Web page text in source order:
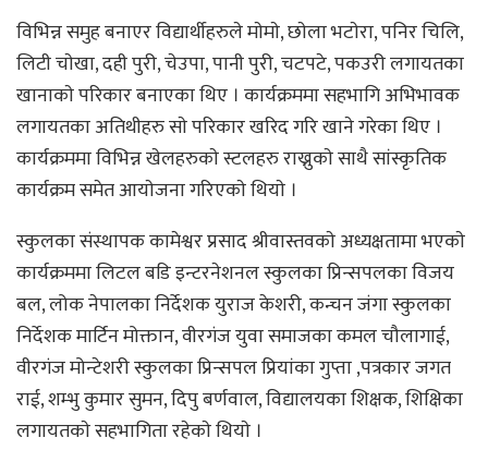
विभिन्न समुह बनाएर विद्यार्थीहरुले माेमाे, छाेला भटाेरा, पनिर चिलि,
लिटी चाेखा, दही पुरी, चेउपा, पानी पुरी, चटपटे, पकउरी लगायतका
खानाकाे परिकार बनाएका थिए । कार्यक्रममा सहभागि अभिभावक
लगायतका अतिथीहरु साे परिकार खरिद गरि खाने गरेका थिए ।
कार्यक्रममा विभिन्न खेलहरुकाे स्टलहरु राख्नुकाे साथै सांस्कृतिक
कार्यक्रम समेत आयाेजना गरिएकाे थियाे ।
स्कुलका संस्थापक कामेश्वर प्रसाद श्रीवास्तवकाे अध्यक्षतामा भएकाे
कार्यक्रममा लिटल बडि इन्टरनेशनल स्कुलका प्रिन्सपलका विजय
बल, लोक नेपालका निर्देशक युराज केशरी, कन्चन जंगा स्कुलका
निर्देशक मार्टिन मोक्तान, वीरगंज युवा समाजका कमल चौलागाई,
वीरगंज मोन्टेशरी स्कुलका प्रिन्सपल प्रियांका गुप्ता ,पत्रकार जगत
राई, शम्भु कुमार सुमन, दिपु बर्णवाल, विद्यालयका शिक्षक, शिक्षिका
लगायतकाे सहभागिता रहेकाे थियाे ।